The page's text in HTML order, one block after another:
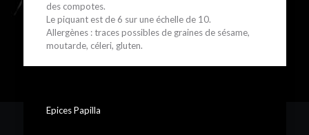
des compotes.
Le piquant est de 6 sur une échelle de 10.
Allergènes : traces possibles de graines de sésame,
moutarde, céleri, gluten.
Epices Papilla